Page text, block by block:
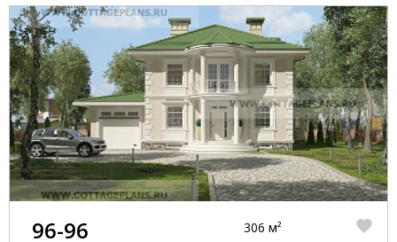
96-96 306 м²